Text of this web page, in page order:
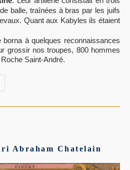
balle, traînées à bras par les juifs
Quant aux Kabyles ils étaient
borna à quelques reconnaissances
grossir nos troupes, 800 hommes
Saint-André.
Abraham Chatelain